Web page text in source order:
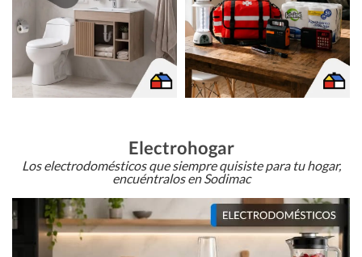
Electrohogar
Los electrodomésticos que siempre quisiste para tu hogar,
encuéntralos en Sodimac